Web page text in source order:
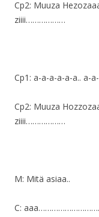
Cp2: Muuza
ziiii………………
Cp1: a-a-a-a-a-a.. a-
Cp2: Muuza
ziiii………………
M: Mitä asiaa..
C: